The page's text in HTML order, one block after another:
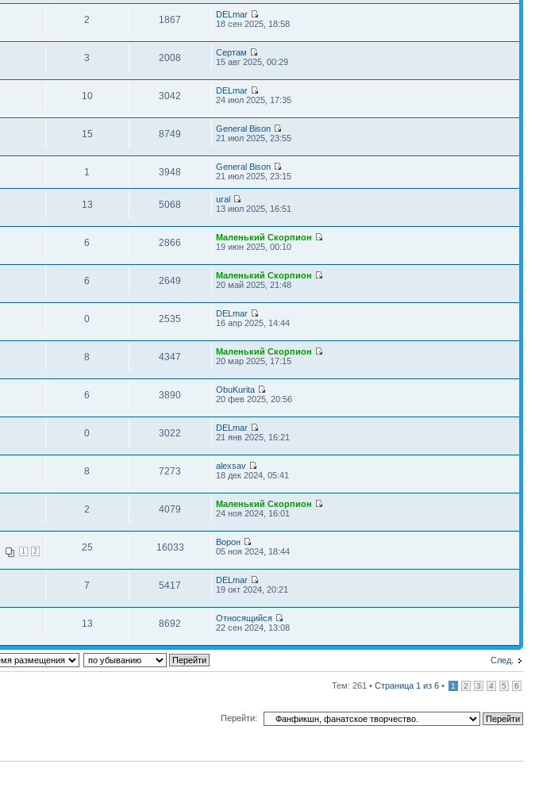
2 1867
DELmar
18 сен 2025, 18:58
3 2008
Сертам
15 авг 2025, 00:29
10 3042
DELmar
24 июл 2025, 17:35
15 8749
General Bison
21 июл 2025, 23:55
1 3948
General Bison
21 июл 2025, 23:15
13 5068
ural
13 июл 2025, 16:51
6 2866
Маленький Скорпион
19 июн 2025, 00:10
6 2649
Маленький Скорпион
20 май 2025, 21:48
0 2535
DELmar
16 апр 2025, 14:44
8 4347
Маленький Скорпион
20 мар 2025, 17:15
6 3890
ObuKurita
20 фев 2025, 20:56
0 3022
DELmar
21 янв 2025, 16:21
8 7273
alexsav
18 дек 2024, 05:41
2 4079
Маленький Скорпион
24 ноя 2024, 16:01
1 2 25 16033
Ворон
05 ноя 2024, 18:44
7 5417
DELmar
19 окт 2024, 20:21
13 8692
Относящийся
22 сен 2024, 13:08
След.
Тем: 261 • Страница 1 из 6 • 1 2 3 4 5 6
Перейти: